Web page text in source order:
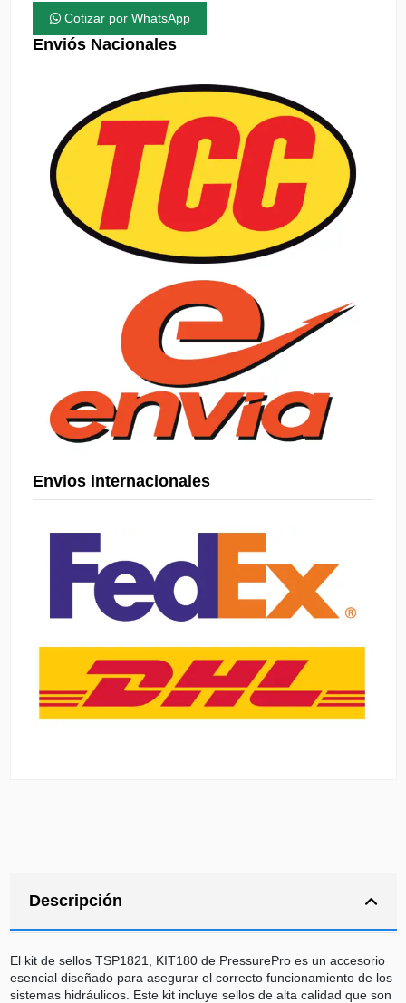
Cotizar por WhatsApp
Enviós Nacionales
Envios internacionales
Descripción
El kit de sellos TSP1821, KIT180 de PressurePro es un accesorio
esencial diseñado para asegurar el correcto funcionamiento de los
sistemas hidráulicos. Este kit incluye sellos de alta calidad que son